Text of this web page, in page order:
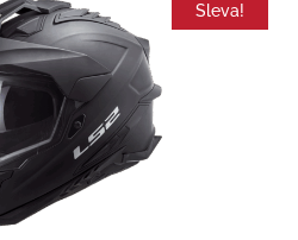
Sleva!